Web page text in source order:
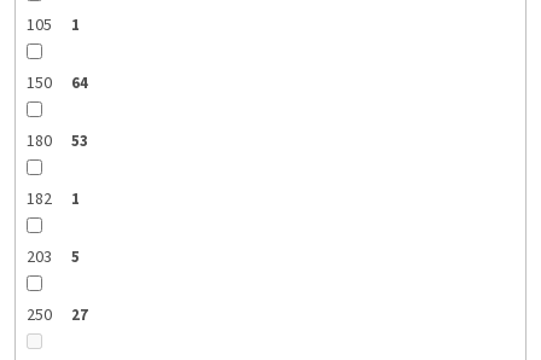
105 1
150 64
180 53
182 1
203 5
250 27